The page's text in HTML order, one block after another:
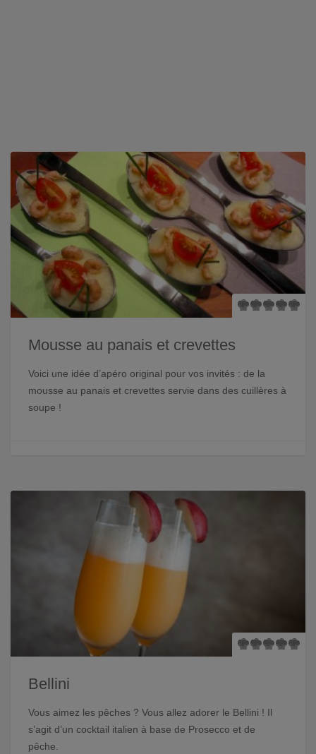
Mousse au panais et crevettes
Voici une idée d’apéro original pour vos invités : de la
mousse au panais et crevettes servie dans des cuillères à
soupe !
Bellini
Vous aimez les pêches ? Vous allez adorer le Bellini ! Il
s’agit d’un cocktail italien à base de Prosecco et de
pêche.